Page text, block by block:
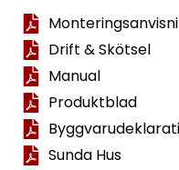
Drift & Skötsel
Manual
Produktblad
Sunda Hus